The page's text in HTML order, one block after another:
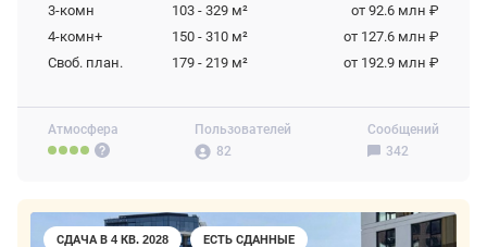
Атмосфера
Пользователей
82
Сообщений
342
3-комн
103 - 329 м²
от 92.6 млн ₽
4-комн+
150 - 310 м²
от 127.6 млн ₽
Своб. план.
179 - 219 м² от 192.9 млн ₽
СДАЧА В 4 КВ. 2028 ЕСТЬ СДАННЫЕ